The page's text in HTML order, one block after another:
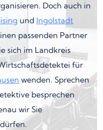
Doch auch in
und Ingolstadt
passenden Partner
sich im Landkreis
für
wenden. Sprechen
besprechen
wir Sie